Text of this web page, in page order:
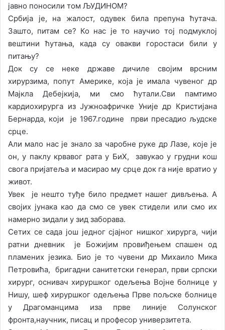
јавно поносили том ЉУДИНОМ?
Србија је, на жалост, одувек била препуна ћутача.
Зашто, питам се? Ко нас је то научио тој подмуклој
вештини ћутања, када су овакви горостаси били у
питању?
Док су се неке државе дичиле својим врсним
хирурзима, попут Америке, која је имала чувеног др
Мајкла Дебејкија, ми смо ћутали.Сви памтимо
кардиохирурга из Јужноафричке Уније др Кристијана
Бернарда, који је 1967.године први пресадио људске
срце.
Али мало нас је знало за чаробне руке др Лазе, које је
он, у паклу крвавог рата у БиХ, завукао у грудни кош
свога пријатеља и масирао му срце док га није вратио у
живот.
Увек је нешто туђе било предмет нашег дивљења. А
својих јунака као да смо се увек стидели или смо их
намерно зидали у зид заборава.
Сетих се сада још једног сјајног нишког хирурга, чији
ратни дневник је Божијим провиђењем спашен од
пламених језика. Био је то чувени др Михаило Мика
Петровића, бригадни санитетски генерал, први српски
хирург, оснивач хируршког одељења Војне болнице у
Нишу, шеф хируршког одељења Прве пољске болнице
у Драгоманцима иза прве линије Солунског
фронта,научник, писац и професор универзитета.